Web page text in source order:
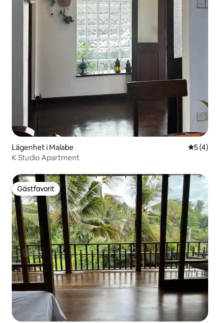
Lägenhet i Malabe 5 av 5 i
5 (4)
K Studio Apartment
Gästfavorit
Gästfavorit